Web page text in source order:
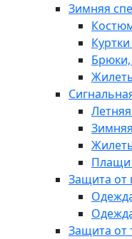
Зимняя
Плащи
Защита от
Защита от